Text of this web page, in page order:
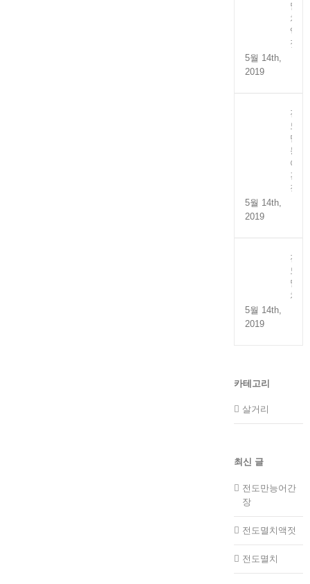
멸
치
액
젓
5월 14th,
2019
전
도
만
능
어
간
장
5월 14th,
2019
전
도
멸
치
5월 14th,
2019
카테고리
살거리
최신 글
전도만능어간
장
전도멸치액젓
전도멸치